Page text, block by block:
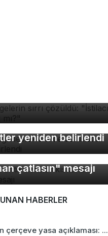
desteklerinde
yeniden belirlendi
antik kentte
çatlasın" mesajı
HABERLER
çerçeve yasa açıklaması: ...